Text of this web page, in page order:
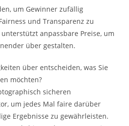
um Gewinner zufällig
und Transparenz zu
anpassbare Preise, um
über gestalten.
über entscheiden, was Sie
möchten?
sicheren
um jedes Mal faire darüber
Ergebnisse zu gewährleisten.